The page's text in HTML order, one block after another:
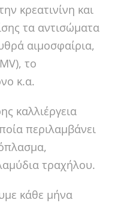
κρεατινίνη και
τα αντισώματα
αιμοσφαίρια,
το
κ.α.
καλλιέργεια
περιλαμβάνει
τραχήλου.
κάθε μήνα